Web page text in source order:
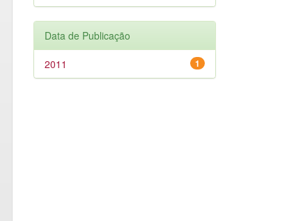
Data de Publicação
1
2011